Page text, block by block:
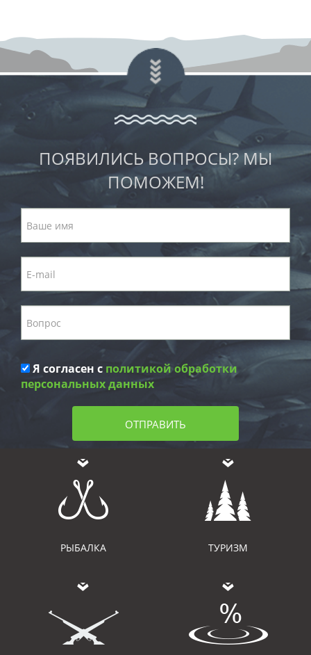
ПОЯВИЛИСЬ ВОПРОСЫ? МЫ
ПОМОЖЕМ!
Я согласен с политикой обработки
персональных данных
ОТПРАВИТЬ
РЫБАЛКА ТУРИЗМ